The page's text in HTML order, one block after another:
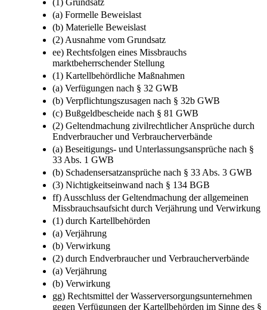
(1) Grundsatz
(a) Formelle Beweislast
(b) Materielle Beweislast
(2) Ausnahme vom Grundsatz
ee) Rechtsfolgen eines Missbrauchs
marktbeherrschender Stellung
(1) Kartellbehördliche Maßnahmen
(a) Verfügungen nach § 32 GWB
(b) Verpflichtungszusagen nach § 32b GWB
(c) Bußgeldbescheide nach § 81 GWB
(2) Geltendmachung zivilrechtlicher Ansprüche durch
Endverbraucher und Verbraucherverbände
(a) Beseitigungs- und Unterlassungsansprüche nach §
33 Abs. 1 GWB
(b) Schadensersatzansprüche nach § 33 Abs. 3 GWB
(3) Nichtigkeitseinwand nach § 134 BGB
ff) Ausschluss der Geltendmachung der allgemeinen
Missbrauchsaufsicht durch Verjährung und Verwirkung
(1) durch Kartellbehörden
(a) Verjährung
(b) Verwirkung
(2) durch Endverbraucher und Verbraucherverbände
(a) Verjährung
(b) Verwirkung
gg) Rechtsmittel der Wasserversorgungsunternehmen
gegen Verfügungen der Kartellbehörden im Sinne des §